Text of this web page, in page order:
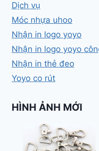
Dịch vụ
Móc nhựa uhoo
Nhận in logo yoyo
Nhận in logo yoyo
Nhận in thẻ đeo
Yoyo co rút
HÌNH ẢNH MỚI